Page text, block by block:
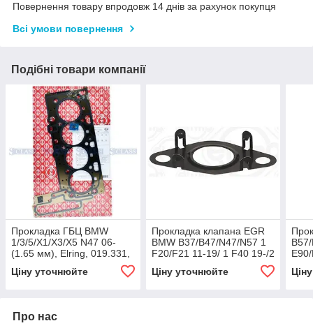
Повернення товару впродовж 14 днів за рахунок покупця
Всі умови повернення
Подібні товари компанії
Прокладка ГБЦ BMW
1/3/5/X1/X3/X5 N47 06-
(1.65 мм), Elring, 019.331,
Ціну уточнюйте
Прокладка клапана EGR
BMW B37/B47/N47/N57 1
F20/F21 11-19/ 1 F40 19-/2
F44-F46 13-21/3 G30/G31
16-/ X1 E84 09-15/ X1 F48
Ціну уточнюйте
Про нас